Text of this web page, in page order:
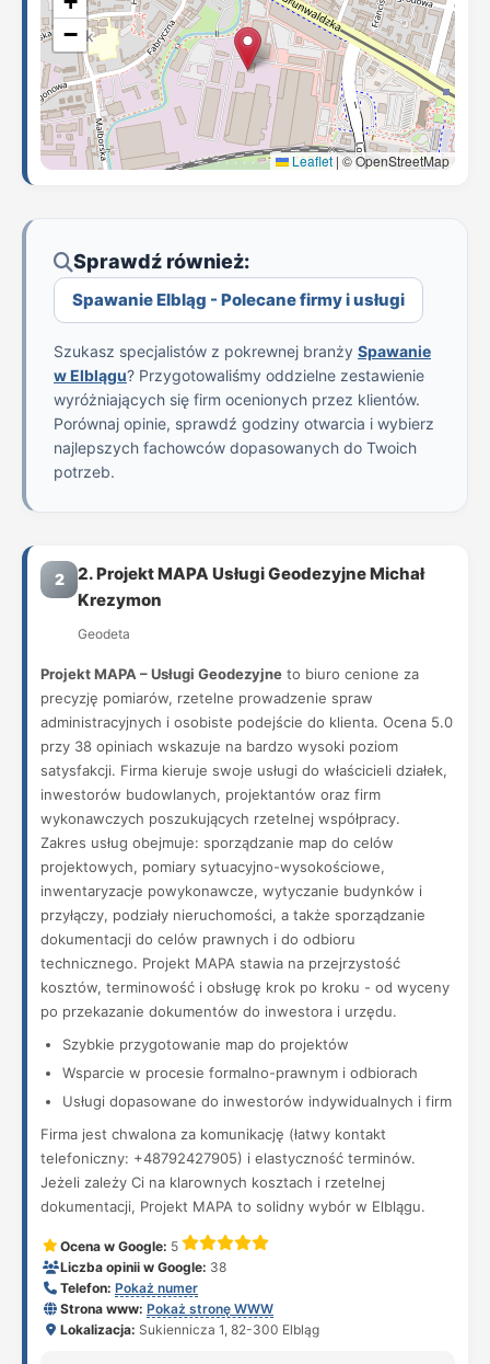
−
Leaflet |© OpenStreetMap
Sprawdź również:
Spawanie Elbląg - Polecane firmy i usługi
Szukasz specjalistów z pokrewnej branży Spawanie
w Elblągu? Przygotowaliśmy oddzielne zestawienie
wyróżniających się firm ocenionych przez klientów.
Porównaj opinie, sprawdź godziny otwarcia i wybierz
najlepszych fachowców dopasowanych do Twoich
potrzeb.
2
2. Projekt MAPA Usługi Geodezyjne Michał
Krezymon
Geodeta
Projekt MAPA – Usługi Geodezyjne to biuro cenione za
precyzję pomiarów, rzetelne prowadzenie spraw
administracyjnych i osobiste podejście do klienta. Ocena 5.0
przy 38 opiniach wskazuje na bardzo wysoki poziom
satysfakcji. Firma kieruje swoje usługi do właścicieli działek,
inwestorów budowlanych, projektantów oraz firm
wykonawczych poszukujących rzetelnej współpracy.
Zakres usług obejmuje: sporządzanie map do celów
projektowych, pomiary sytuacyjno-wysokościowe,
inwentaryzacje powykonawcze, wytyczanie budynków i
przyłączy, podziały nieruchomości, a także sporządzanie
dokumentacji do celów prawnych i do odbioru
technicznego. Projekt MAPA stawia na przejrzystość
kosztów, terminowość i obsługę krok po kroku - od wyceny
po przekazanie dokumentów do inwestora i urzędu.
Szybkie przygotowanie map do projektów
Wsparcie w procesie formalno-prawnym i odbiorach
Usługi dopasowane do inwestorów indywidualnych i firm
Firma jest chwalona za komunikację (łatwy kontakt
telefoniczny: +48792427905) i elastyczność terminów.
Jeżeli zależy Ci na klarownych kosztach i rzetelnej
dokumentacji, Projekt MAPA to solidny wybór w Elblągu.
Ocena w Google: 5
Liczba opinii w Google: 38
Telefon: Pokaż numer
Strona www: Pokaż stronę WWW
Lokalizacja: Sukiennicza 1, 82-300 Elbląg